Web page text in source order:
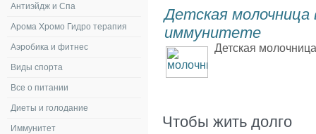
Детская молочница
иммунитете
Детская
Чтобы жить долго
Антиэйдж и Спа
Арома Хромо Гидро терапия
Аэробика и фитнес
Виды спорта
Все о питании
Диеты и голодание
Иммунитет